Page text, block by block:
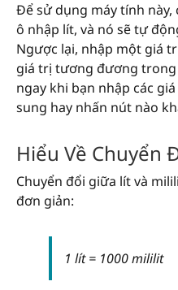
Để sử dụng máy tính
ô nhập lít, và nó sẽ tự
Ngược lại, nhập một giá
giá trị tương đương trong
ngay khi bạn nhập các
sung hay nhấn nút nào
Hiểu Về Chuyển
Chuyển đổi giữa lít và
đơn giản:
1 lít = 1000 mililit